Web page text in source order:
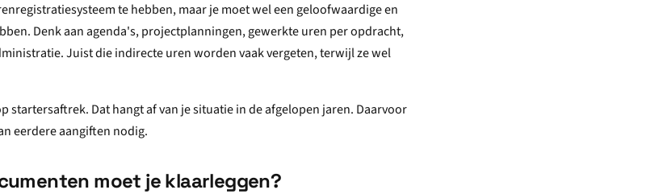
te hebben, maar je moet wel een geloofwaardige en
Denk aan agenda's, projectplanningen, gewerkte uren per opdracht,
Juist die indirecte uren worden vaak vergeten, terwijl ze wel
startersaftrek. Dat hangt af van je situatie in de afgelopen jaren. Daarvoor
eerdere aangiften nodig.
moet je klaarleggen?